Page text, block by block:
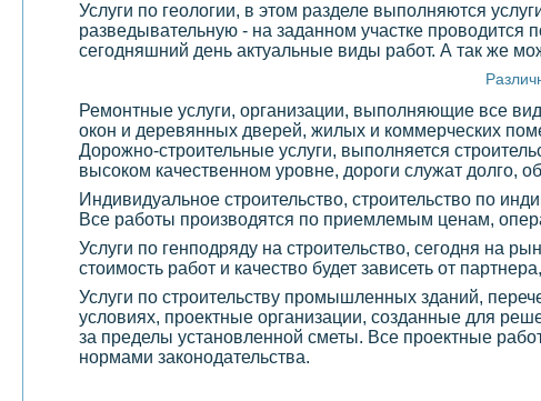
Услуги по геологии, в этом разделе выполняются
разведывательную - на заданном участке проводится
сегодняшний день актуальные виды работ. А так же
Ремонтные услуги, организации, выполняющие все
окон и деревянных дверей, жилых и коммерческих
Дорожно-строительные услуги, выполняется
высоком качественном уровне, дороги служат долго,
Индивидуальное строительство, строительство по
Все работы производятся по приемлемым ценам,
Услуги по генподряду на строительство, сегодня на
стоимость работ и качество будет зависеть от
Услуги по строительству промышленных зданий,
условиях, проектные организации, созданные для
за пределы установленной сметы. Все проектные
нормами законодательства.